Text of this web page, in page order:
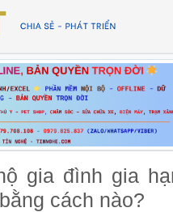
gia đình gia
cách nào?